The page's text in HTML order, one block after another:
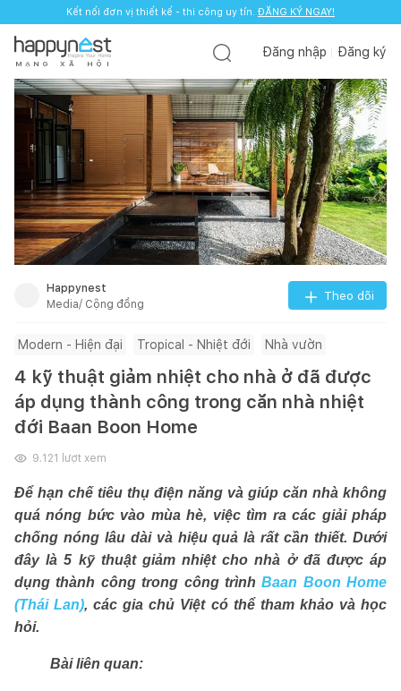
Kết nối đơn vị thiết kế - thi công uy tín. ĐĂNG KÝ NGAY!
M Ạ N G X Ã H Ộ I
Đăng nhập Đăng ký
Happynest
Media/ Cộng đồng
Theo dõi
Modern - Hiện đại Tropical - Nhiệt đới Nhà vườn
4 kỹ thuật giảm nhiệt cho nhà ở đã được
áp dụng thành công trong căn nhà nhiệt
đới Baan Boon Home
9.121 lượt xem
Để hạn chế tiêu thụ điện năng và giúp căn nhà không
quá nóng bức vào mùa hè, việc tìm ra các giải pháp
chống nóng lâu dài và hiệu quả là rất cần thiết. Dưới
đây là 5 kỹ thuật giảm nhiệt cho nhà ở đã được áp
dụng thành công trong công trìnhBaan Boon Home
(Thái Lan), các gia chủ Việt có thể tham khảo và học
hỏi.
Bài liên quan: